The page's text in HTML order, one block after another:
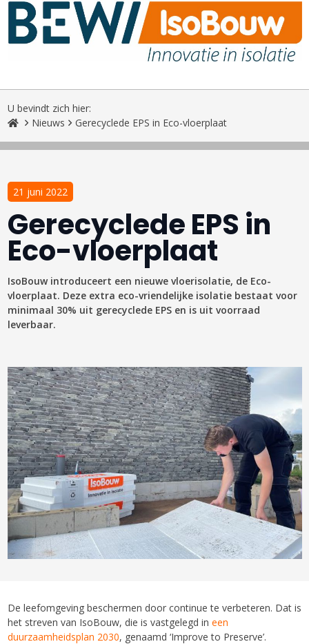
U bevindt zich hier:
Nieuws
Gerecyclede EPS in Eco-vloerplaat
21 juni 2022
Gerecyclede EPS in
Eco-vloerplaat
IsoBouw introduceert een nieuwe vloerisolatie, de Eco-
vloerplaat. Deze extra eco-vriendelijke isolatie bestaat voor
minimaal 30% uit gerecyclede EPS en is uit voorraad
leverbaar.
De leefomgeving beschermen door continue te verbeteren. Dat is
het streven van IsoBouw, die is vastgelegd in een
duurzaamheidsplan 2030, genaamd ‘Improve to Preserve’.